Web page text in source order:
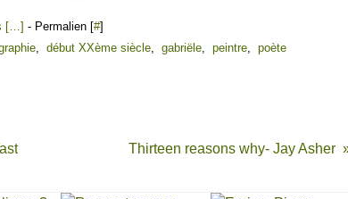
[…] - Permalien [#]
, début XXème siècle, gabriële, peintre, poète
Thirteen reasons why- Jay Asher